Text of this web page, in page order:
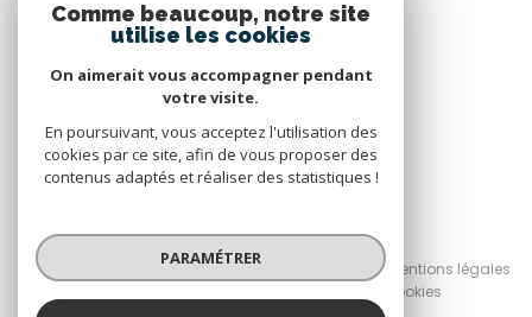
Nous suivre
© 2026 | Tous droits réservés
Nos honoraires
Nos partenaires
Mentions légales
Cookies
Comme beaucoup, notre site
utilise les cookies
On aimerait vous accompagner pendant
votre visite.
En poursuivant, vous acceptez l'utilisation des
cookies par ce site, afin de vous proposer des
contenus adaptés et réaliser des statistiques !
PARAMÉTRER